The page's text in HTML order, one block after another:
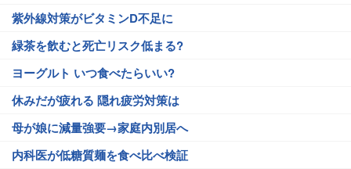
紫外線対策がビタミンD不足に
緑茶を飲むと死亡リスク低まる?
ヨーグルト いつ食べたらいい?
休みだが疲れる 隠れ疲労対策は
母が娘に減量強要→家庭内別居へ
内科医が低糖質麺を食べ比べ検証